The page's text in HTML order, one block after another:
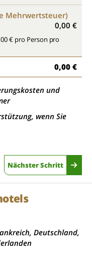
Mehrwertsteuer)
0,00 €
€ pro Person pro
0,00 €
und
wenn Sie
Nächster Schritt
Deutschland,